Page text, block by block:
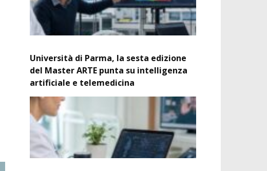
Università di Parma, la sesta edizione
del Master ARTE punta su intelligenza
artificiale e telemedicina